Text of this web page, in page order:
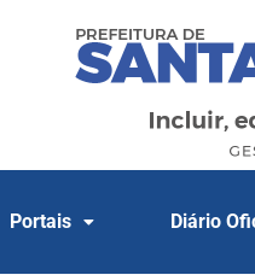
Portais Diário